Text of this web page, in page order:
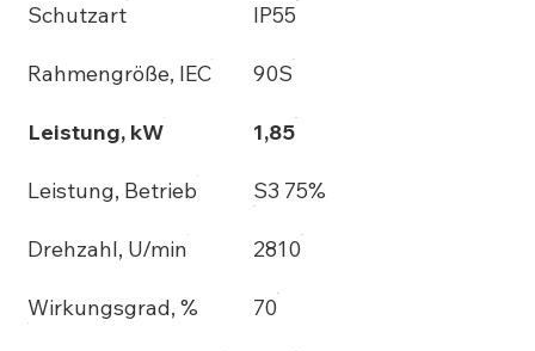
Schutzart IP55
Rahmengröße, IEC 90S
Leistung, kW 1,85
Leistung, Betrieb S3 75%
Drehzahl, U/min 2810
Wirkungsgrad, % 70